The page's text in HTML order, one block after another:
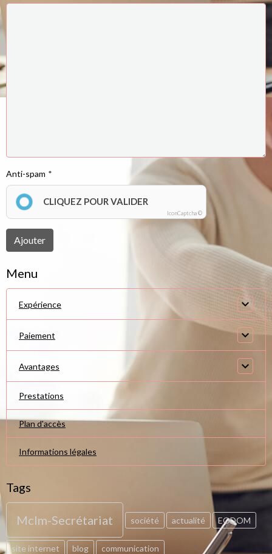
Anti-spam
CLIQUEZ POUR VALIDER
IconCaptcha ©
Ajouter
Menu
Expérience
Paiement
Avantages
Prestations
Plan d'accès
Informations légales
Tags
Mclm-Secrétariat société actualité EODOM
site internet blog communication